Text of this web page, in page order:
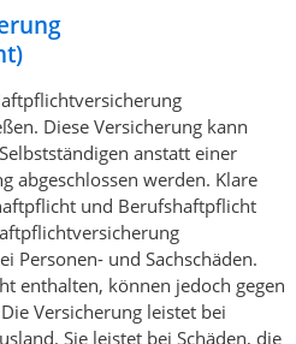
Diese Versicherung kann
anstatt einer
abgeschlossen werden. Klare
und Berufshaftpflicht
Personen- und Sachschäden.
enthalten, können jedoch gegen
Versicherung leistet bei
Sie leistet bei Schäden, die